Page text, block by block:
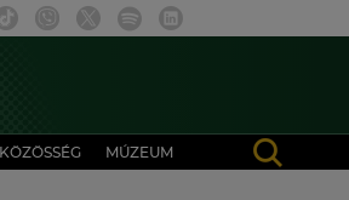
KÖZÖSSÉG MÚZEUM